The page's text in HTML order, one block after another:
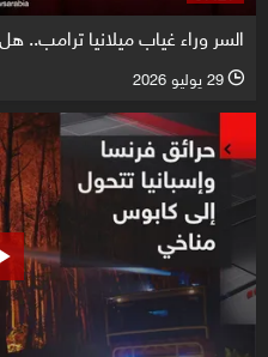
السر وراء غياب ميلانيا ترامب..
l 29 يوليو 2026